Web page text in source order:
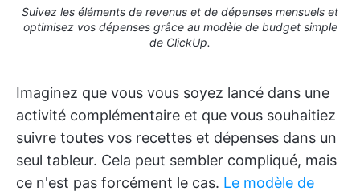
Suivez les éléments de revenus et de dépenses mensuels et
optimisez vos dépenses grâce au modèle de budget simple
de ClickUp.
Imaginez que vous vous soyez lancé dans une
activité complémentaire et que vous souhaitiez
suivre toutes vos recettes et dépenses dans un
seul tableur. Cela peut sembler compliqué, mais
ce n'est pas forcément le cas. Le modèle de